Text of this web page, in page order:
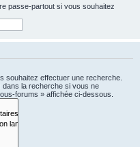
passe-partout si vous souhaitez
souhaitez effectuer une recherche.
dans la recherche si vous ne
forums » affichée ci-dessous.